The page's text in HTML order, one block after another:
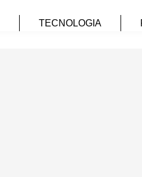
TECNOLOGIA